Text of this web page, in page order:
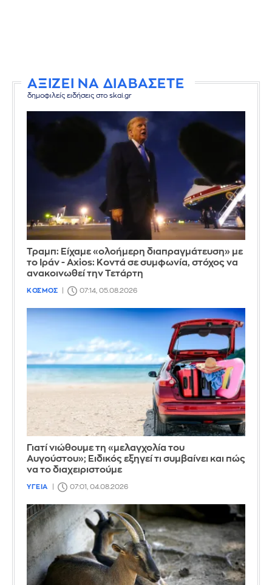
ΑΞΙΖΕΙ ΝΑ ΔΙΑΒΑΣΕΤΕ
δημοφιλείς ειδήσεις στο skai.gr
Τραμπ: Είχαμε «ολοήμερη διαπραγμάτευση» με
το Ιράν - Axios: Κοντά σε συμφωνία, στόχος να
ανακοινωθεί την Τετάρτη
ΚΟΣΜΟΣ 07:14, 05.08.2026
Γιατί νιώθουμε τη «μελαγχολία του
Αυγούστου»; Ειδικός εξηγεί τι συμβαίνει και πώς
να το διαχειριστούμε
ΥΓΕΙΑ 07:01, 04.08.2026